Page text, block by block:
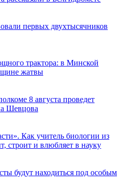
первых двухтысячников
трактора: в Минской
жатвы
8 августа проведет
Шевцова
Как учитель биологии из
строит и влюбляет в науку
будут находиться под особым